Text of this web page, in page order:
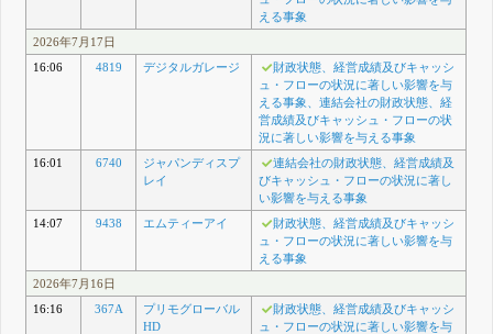
える事象
2026年7月17日
16:06
4819 デジタルガレージ
財政状態、経営成績及びキャッシ
ュ・フローの状況に著しい影響を与
える事象、連結会社の財政状態、経
営成績及びキャッシュ・フローの状
況に著しい影響を与える事象
16:01
6740
ジャパンディスプ
レイ
連結会社の財政状態、経営成績及
びキャッシュ・フローの状況に著し
い影響を与える事象
14:07
9438 エムティーアイ
財政状態、経営成績及びキャッシ
ュ・フローの状況に著しい影響を与
える事象
2026年7月16日
16:16
367A
プリモグローバル
HD
財政状態、経営成績及びキャッシ
ュ・フローの状況に著しい影響を与